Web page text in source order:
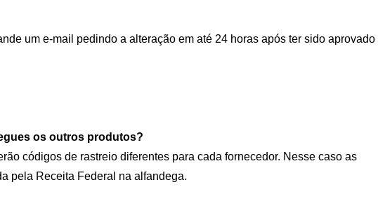
um e-mail pedindo a alteração em até 24 horas após ter sido aprovado
os outros produtos?
códigos de rastreio diferentes para cada fornecedor. Nesse caso as
pela Receita Federal na alfandega.